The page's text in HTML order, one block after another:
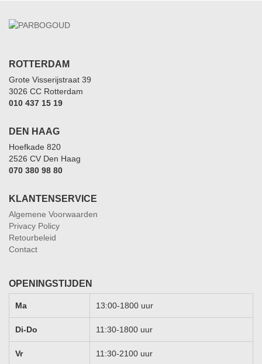
ROTTERDAM
Grote Visserijstraat 39
3026 CC Rotterdam
010 437 15 19
DEN HAAG
Hoefkade 820
2526 CV Den Haag
070 380 98 80
KLANTENSERVICE
Algemene Voorwaarden
Privacy Policy
Retourbeleid
Contact
OPENINGSTIJDEN
Ma 13:00-1800 uur
Di-Do 11:30-1800 uur
Vr 11:30-2100 uur